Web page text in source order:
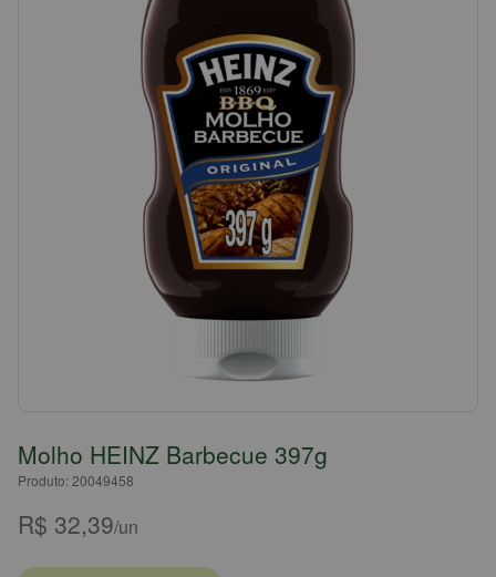
Molho HEINZ Barbecue 397g
Produto: 20049458
R$ 32,39/un